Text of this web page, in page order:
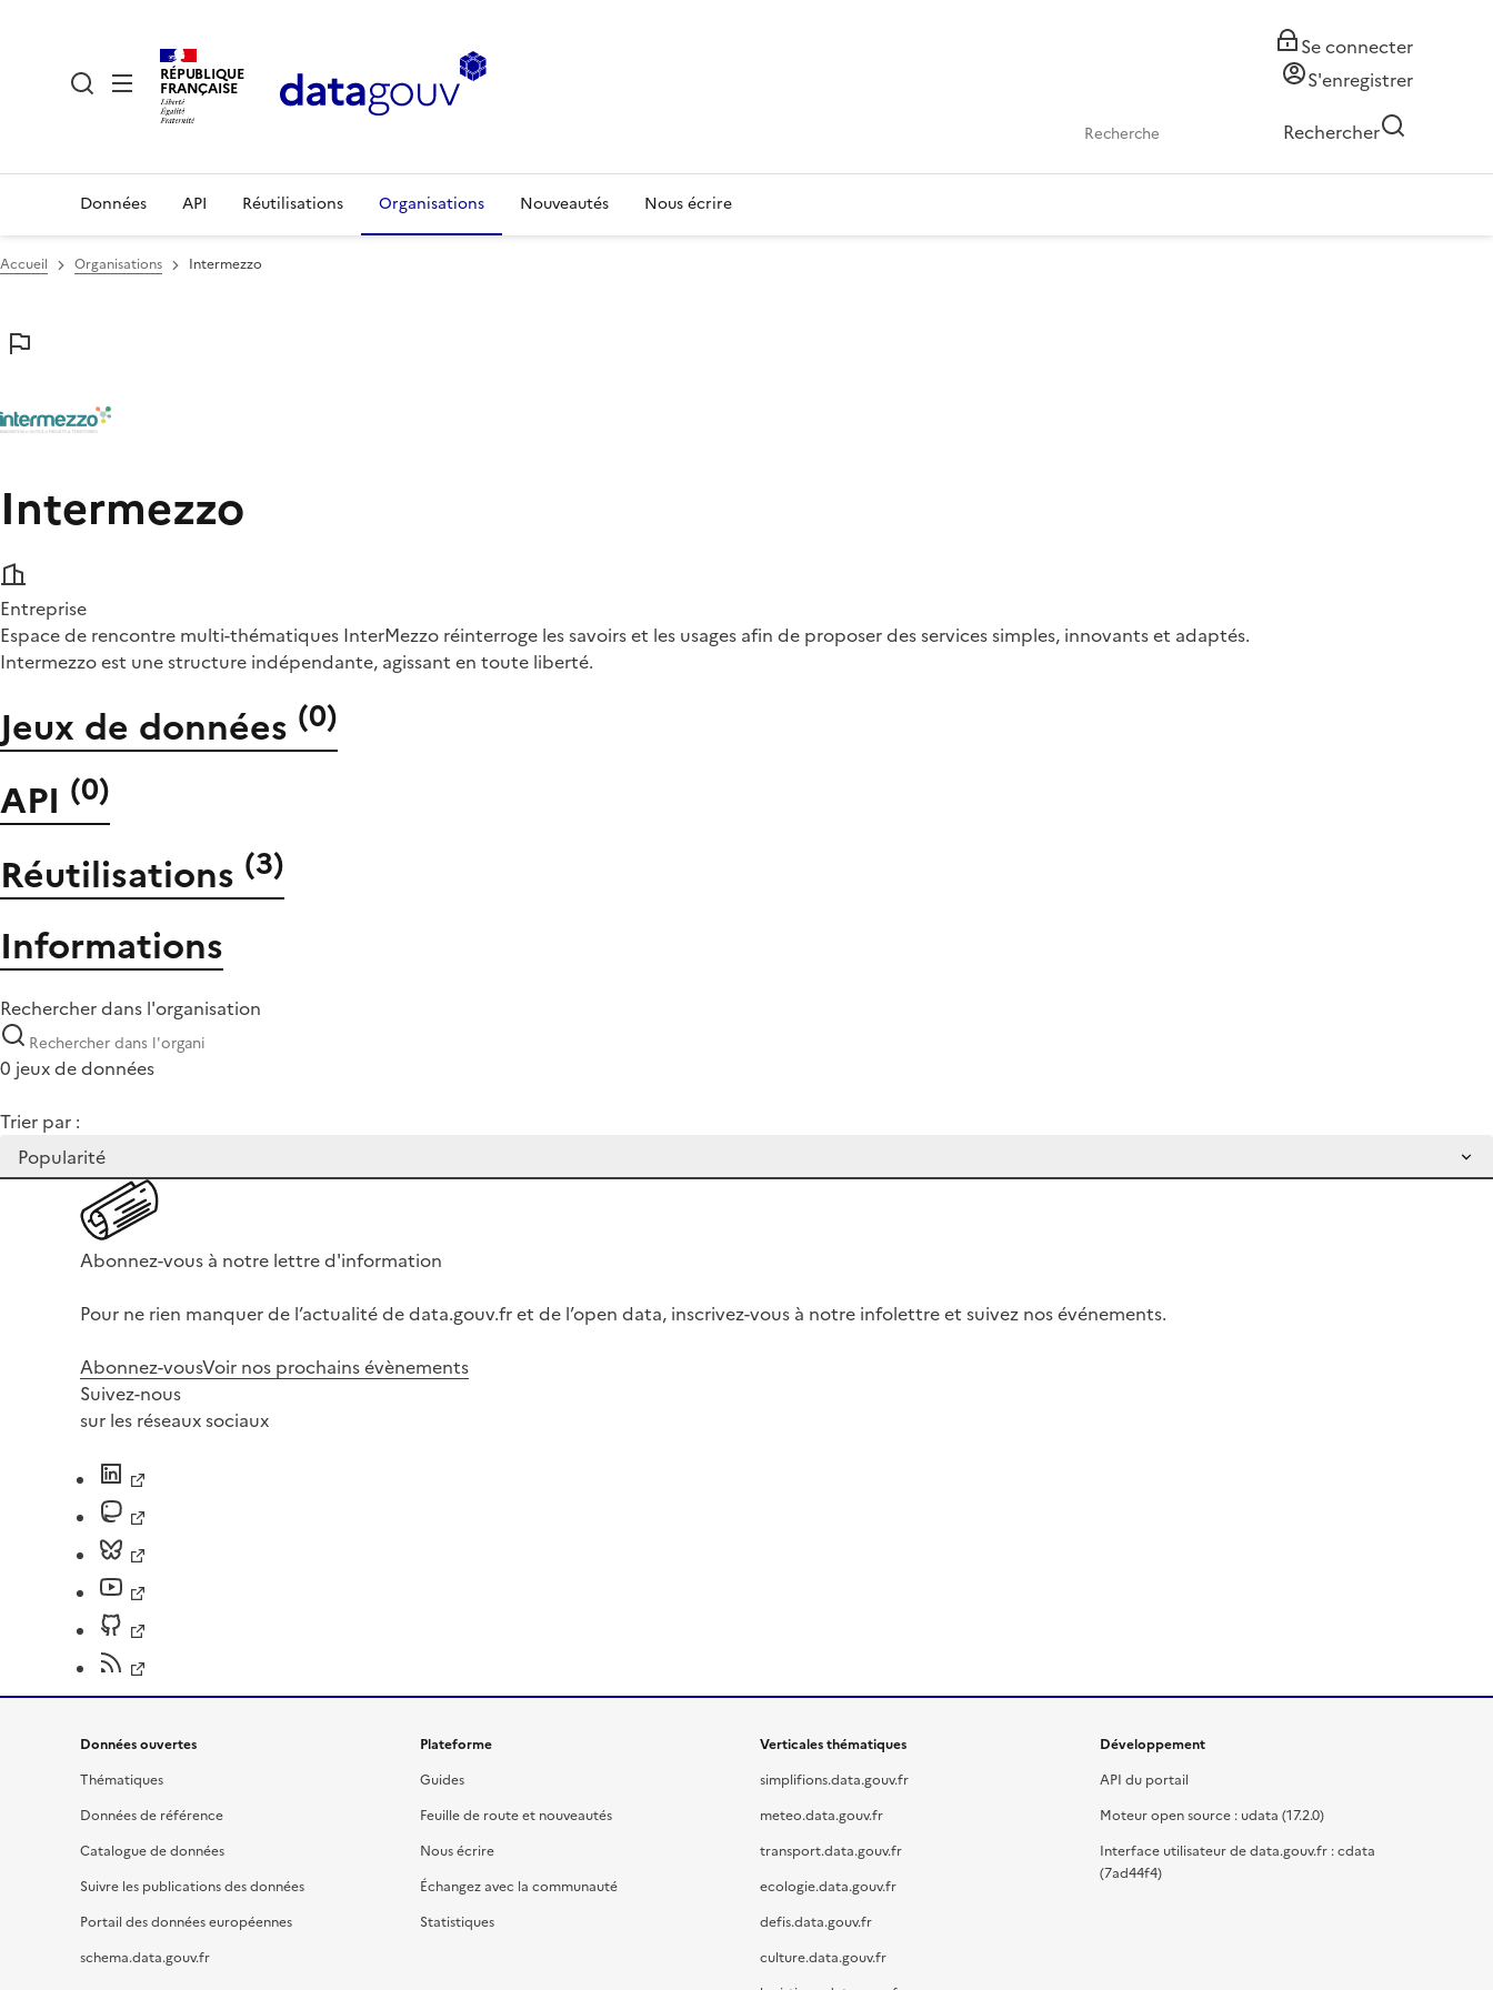
RÉPUBLIQUE
FRANÇAISE
Se connecter
S'enregistrer
Rechercher
Données API Réutilisations Organisations Nouveautés Nous écrire
Accueil Organisations Intermezzo
Intermezzo
Entreprise
Espace de rencontre multi-thématiques InterMezzo réinterroge les savoirs et les usages afin de proposer des services simples, innovants et adaptés.
Intermezzo est une structure indépendante, agissant en toute liberté.
Jeux de données (0)
API (0)
Réutilisations (3)
Informations
Rechercher dans l'organisation
0 jeux de données
Trier par :
Abonnez-vous à notre lettre d'information
Pour ne rien manquer de l’actualité de data.gouv.fr et de l’open data, inscrivez-vous à notre infolettre et suivez nos événements.
Abonnez-vousVoir nos prochains évènements
Suivez-nous
sur les réseaux sociaux
Données ouvertes
Thématiques
Données de référence
Catalogue de données
Suivre les publications des données
Portail des données européennes
schema.data.gouv.fr
Plateforme
Guides
Feuille de route et nouveautés
Nous écrire
Échangez avec la communauté
Statistiques
Verticales thématiques
simplifions.data.gouv.fr
meteo.data.gouv.fr
transport.data.gouv.fr
ecologie.data.gouv.fr
defis.data.gouv.fr
culture.data.gouv.fr
Développement
API du portail
Moteur open source : udata (17.2.0)
Interface utilisateur de data.gouv.fr : cdata
(7ad44f4)